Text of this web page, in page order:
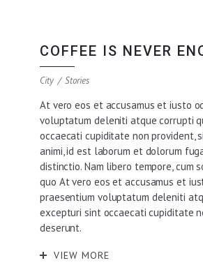
COFFEE IS NEVER
City Stories
At vero eos et accusamus et iusto
voluptatum deleniti atque corrupti
occaecati cupiditate non provident,
animi, id est laborum et dolorum
distinctio. Nam libero tempore, cum
quo At vero eos et accusamus et
praesentium voluptatum deleniti
excepturi sint occaecati cupiditate
deserunt.
VIEW MORE